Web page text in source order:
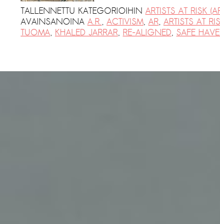
TALLENNETTU KATEGORIOIHIN ARTISTS AT RISK
AVAINSANOINA A.R., ACTIVISM, AR, ARTISTS AT
TUOMA, KHALED JARRAR, RE-ALIGNED, SAFE